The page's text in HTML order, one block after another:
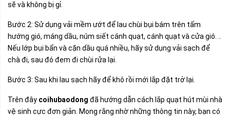
sẽ và không bị gỉ.
Bước 2: Sử dụng vải mềm ướt để lau chùi bụi bám trên tấm
hướng gió, máng dầu, núm siết cánh quạt, cánh quạt và cửa gió. ..
Nếu lớp bụi bẩn và cặn dầu quá nhiều, hãy sử dụng vải sạch để
chà đi, sau đó đem đi chùi rửa lại.
Bước 3: Sau khi lau sạch hãy để khô rồi mới lắp đặt trở lại.
Trên đây coihubaodong đã hướng dẫn cách lắp quạt hút mùi nhà
vệ sinh cực đơn giản. Mong rằng nhờ những thông tin này, bạn có